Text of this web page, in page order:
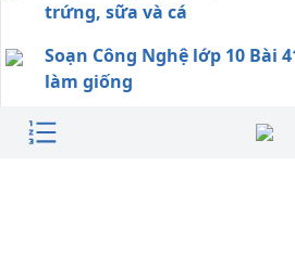
trứng, sữa và cá
Soạn Công Nghệ lớp 10 Bài
làm giống
Soạn Công Nghệ lớp 10 Bài